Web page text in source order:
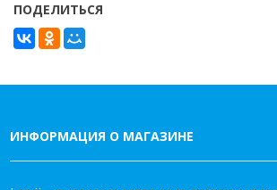
ПОДЕЛИТЬСЯ
ИНФОРМАЦИЯ О МАГАЗИНЕ